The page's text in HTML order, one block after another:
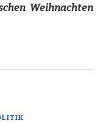
Weihnachten